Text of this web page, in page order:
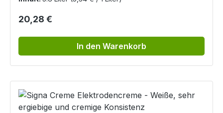
Regulärer Preis:
20,28 €
In den Warenkorb